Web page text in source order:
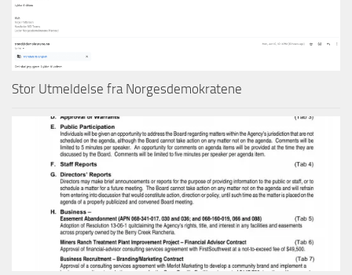
Stor Utmeldelse fra Norgesdemokratene